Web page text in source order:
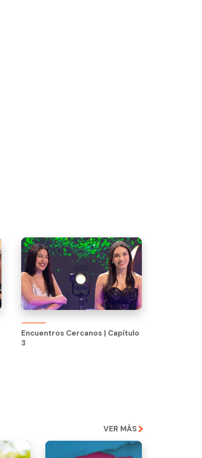
Encuentros Cercanos | Capítulo
3
Encuentros Cercanos | Capítulo
3
VER MÁS